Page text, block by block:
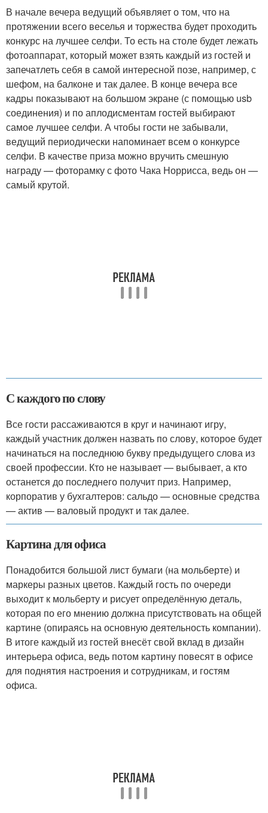
В начале вечера ведущий объявляет о том, что на
протяжении всего веселья и торжества будет проходить
конкурс на лучшее селфи. То есть на столе будет лежать
фотоаппарат, который может взять каждый из гостей и
запечатлеть себя в самой интересной позе, например, с
шефом, на балконе и так далее. В конце вечера все
кадры показывают на большом экране (с помощью usb
соединения) и по аплодисментам гостей выбирают
самое лучшее селфи. А чтобы гости не забывали,
ведущий периодически напоминает всем о конкурсе
селфи. В качестве приза можно вручить смешную
награду — фоторамку с фото Чака Норрисса, ведь он —
самый крутой.
С каждого по слову
Все гости рассаживаются в круг и начинают игру,
каждый участник должен назвать по слову, которое будет
начинаться на последнюю букву предыдущего слова из
своей профессии. Кто не называет — выбывает, а кто
останется до последнего получит приз. Например,
корпоратив у бухгалтеров: сальдо — основные средства
— актив — валовый продукт и так далее.
Картина для офиса
Понадобится большой лист бумаги (на мольберте) и
маркеры разных цветов. Каждый гость по очереди
выходит к мольберту и рисует определённую деталь,
которая по его мнению должна присутствовать на общей
картине (опираясь на основную деятельность компании).
В итоге каждый из гостей внесёт свой вклад в дизайн
интерьера офиса, ведь потом картину повесят в офисе
для поднятия настроения и сотрудникам, и гостям
офиса.